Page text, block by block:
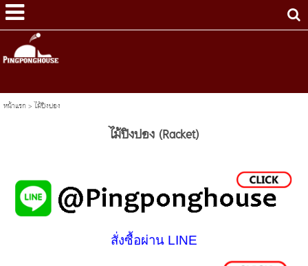
หน้าแรก>ไม้ปิงปอง
ไม้ปิงปอง (Racket)
สั่งซื้อผ่าน LINE